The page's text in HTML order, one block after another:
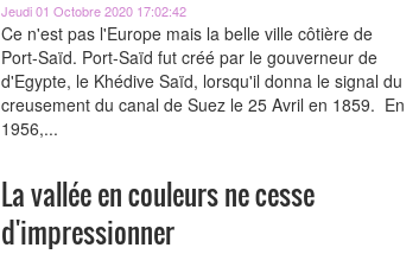
Jeudi 01 Octobre 2020 17:02:42
Ce n'est pas l'Europe mais la belle ville côtière de
Port-Saïd. Port-Saïd fut créé par le gouverneur de
d'Egypte, le Khédive Saïd, lorsqu'il donna le signal du
creusement du canal de Suez le 25 Avril en 1859. En
1956,...
La vallée en couleurs ne cesse
d'impressionner